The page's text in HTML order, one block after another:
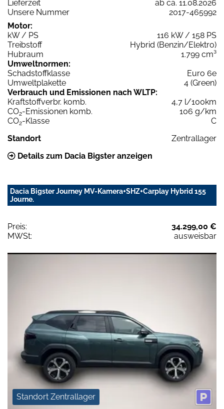
Lieferzeit
ab ca. 11.08.2026
Unsere Nummer
2017-465992
Motor:
kW / PS
116 kW / 158 PS
Treibstoff
Hybrid (Benzin/Elektro)
Hubraum
1.799 cm³
Umweltnormen:
Schadstoffklasse
Euro 6e
Umweltplakette
4 (Green)
Verbrauch und Emissionen nach WLTP:
Kraftstoffverbr. komb.
4,7 l/100km
CO2-Emissionen komb.
106 g/km
CO2-Klasse
C
Standort
Zentrallager
Details zum Dacia Bigster anzeigen
Dacia Bigster Journey MV-Kamera+SHZ+Carplay Hybrid 155
Journe.
Preis:
34.299,00 €
MWSt:
ausweisbar
Standort Zentrallager